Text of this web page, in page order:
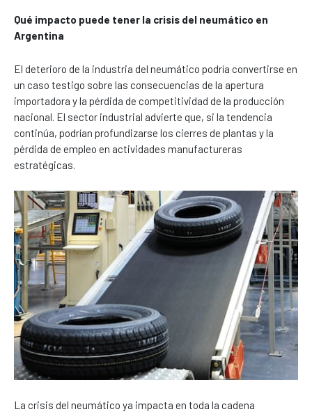
Qué impacto puede tener la crisis del neumático en
Argentina
El deterioro de la industria del neumático podría convertirse en
un caso testigo sobre las consecuencias de la apertura
importadora y la pérdida de competitividad de la producción
nacional. El sector industrial advierte que, si la tendencia
continúa, podrían profundizarse los cierres de plantas y la
pérdida de empleo en actividades manufactureras
estratégicas.
La crisis del neumático ya impacta en toda la cadena